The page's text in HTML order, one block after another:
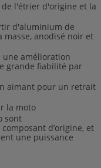
l'étrier d'origine et la
d'aluminium de
anodisé noir et
une amélioration
grande fiabilité par
aimant pour un retrait
la moto
sont
d’origine, et
une puissance